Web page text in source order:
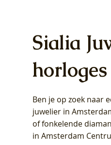
Blush Lab
LG9006Y/S -
grown Diamant
Blush Lab
– Geelgoud (14k)
Diamant
Blush Lab
Geelgoud (14k)
Diamant
Sialia
Ben je op zoek naar
juwelier in
of fonkelende
in Amsterdam